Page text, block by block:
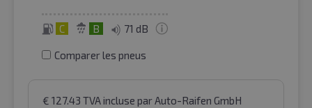
C B 71 dB
Comparer les pneus
€ 127.43 TVA incluse par Auto-Raifen GmbH